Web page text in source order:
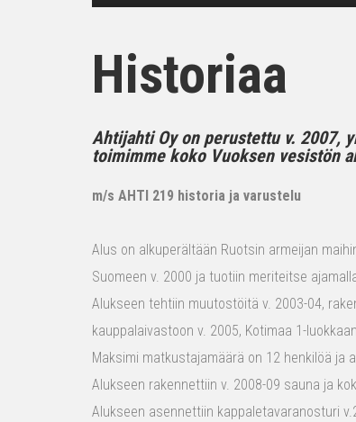
Historiaa
Ahtijahti Oy on perustettu v. 2007,
toimimme koko Vuoksen vesistön
m/s AHTI 219 historia ja varustelu
Alus on alkuperältään Ruotsin armeijan
Suomeen v. 2000 ja tuotiin meriteitse
Alukseen tehtiin muutostöitä v. 2003-04,
kauppalaivastoon v. 2005, Kotimaa 1-
Maksimi matkustajamäärä on 12 henkilöä ja
Alukseen rakennettiin v. 2008-09 sauna ja
Alukseen asennettiin kappaletavaranosturi